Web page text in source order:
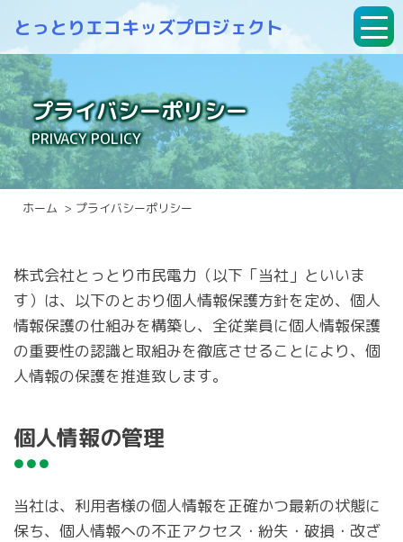
content
とっとりエコキッズプロジェクト
プライバシーポリシー
PRIVACY POLICY
ホーム プライバシーポリシー
株式会社とっとり市民電力（以下「当社」といいま
す）は、以下のとおり個人情報保護方針を定め、個人
情報保護の仕組みを構築し、全従業員に個人情報保護
の重要性の認識と取組みを徹底させることにより、個
人情報の保護を推進致します。
個人情報の管理
当社は、利用者様の個人情報を正確かつ最新の状態に
保ち、個人情報への不正アクセス・紛失・破損・改ざ